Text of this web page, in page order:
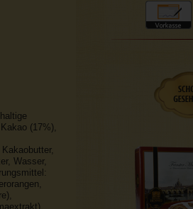
(17%),
Wasser,